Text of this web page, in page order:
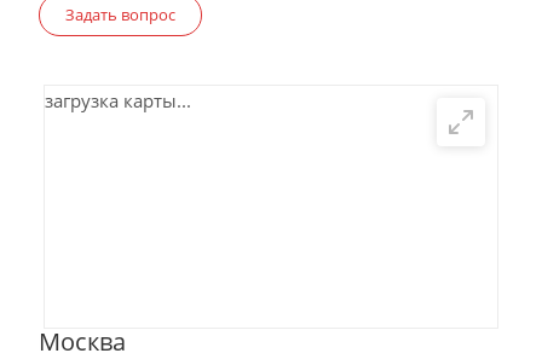
Задать вопрос
загрузка карты...
Москва